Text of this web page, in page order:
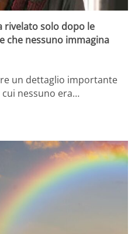
rivelato solo dopo le
che nessuno immagina
un dettaglio importante
nessuno era…